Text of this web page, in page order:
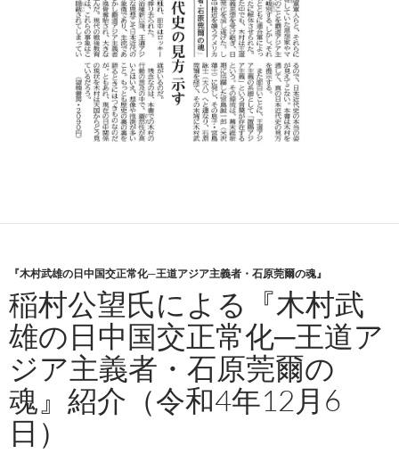
『木村武雄の日中国交正常化─王道アジア主義者・石原莞爾の魂』
稲村公望氏による『木村武
雄の日中国交正常化─王道ア
ジア主義者・石原莞爾の
魂』紹介（令和4年12月6
日）